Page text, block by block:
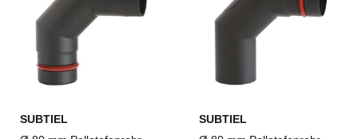
SUBTIEL
SUBTIEL